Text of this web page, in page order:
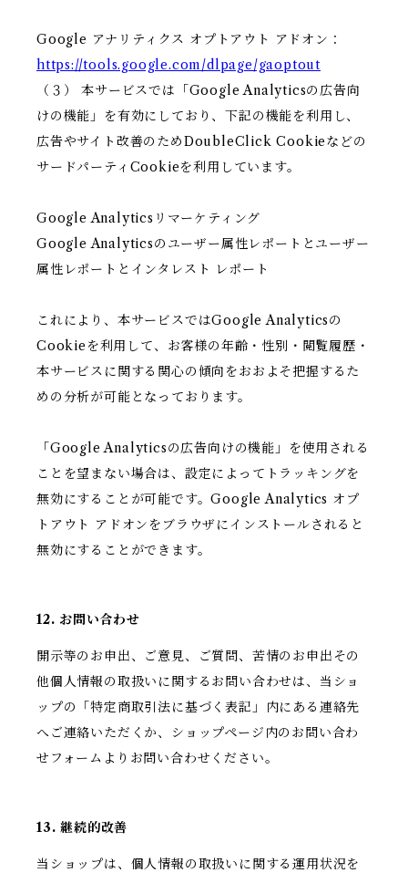
Google アナリティクス オプトアウト アドオン：
https://tools.google.com/dlpage/gaoptout
（３） 本サービスでは「Google Analyticsの広告向
けの機能」を有効にしており、下記の機能を利用し、
広告やサイト改善のためDoubleClick Cookieなどの
サードパーティCookieを利用しています。
Google Analyticsリマーケティング
Google Analyticsのユーザー属性レポートとユーザー
属性レポートとインタレスト レポート
これにより、本サービスではGoogle Analyticsの
Cookieを利用して、お客様の年齢・性別・閲覧履歴・
本サービスに関する関心の傾向をおおよそ把握するた
めの分析が可能となっております。
「Google Analyticsの広告向けの機能」を使用される
ことを望まない場合は、設定によってトラッキングを
無効にすることが可能です。Google Analytics オプ
トアウト アドオンをブラウザにインストールされると
無効にすることができます。
12. お問い合わせ
開示等のお申出、ご意見、ご質問、苦情のお申出その
他個人情報の取扱いに関するお問い合わせは、当ショ
ップの「特定商取引法に基づく表記」内にある連絡先
へご連絡いただくか、ショップページ内のお問い合わ
せフォームよりお問い合わせください。
13. 継続的改善
当ショップは、個人情報の取扱いに関する運用状況を